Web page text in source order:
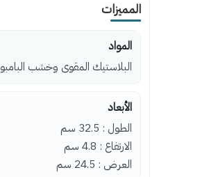
المميزات
المواد
البلاستيك المقوى وخشب البامبو
الأبعاد
الطول : 32.5 سم
الارتفاع : 4.8 سم
العرض : 24.5 سم